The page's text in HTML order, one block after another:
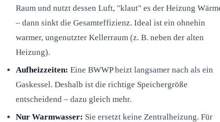
Raum und nutzt dessen Luft, "klaut" es der Heizung
– dann sinkt die Gesamteffizienz. Ideal ist ein ohnehin
warmer, ungenutzter Kellerraum (z. B. neben der alten
Heizung).
Aufheizzeiten: Eine BWWP heizt langsamer nach als ein
Gaskessel. Deshalb ist die richtige Speichergröße
entscheidend – dazu gleich mehr.
Nur Warmwasser: Sie ersetzt keine Zentralheizung. Für